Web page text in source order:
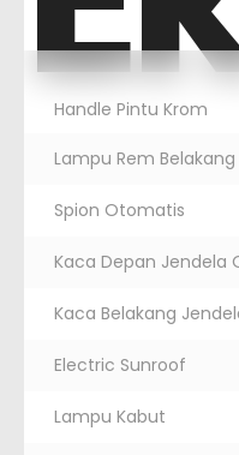
Handle Pintu Krom
Lampu Rem
Spion Otomatis
Kaca Depan Jendela
Kaca Belakang
Electric Sunroof
Lampu Kabut